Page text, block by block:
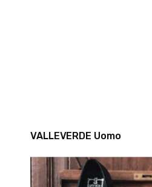
VALLEVERDE Uomo